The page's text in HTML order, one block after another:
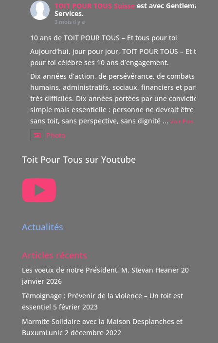
TOIT POUR TOUS Suisse est avec Gentleman
Services.
3 mois il y a
10 ans de TOIT POUR TOUS – Et tous pour toi
Aujourd’hui, jour pour jour, TOIT POUR TOUS – Et tous
pour toi célèbre ses 10 ans d’engagement.
Dix années d’action, de persévérance, de combats
humains, administratifs, sociaux, financiers et parfois
très difficiles. Dix années portées par une conviction
simple mais essentielle : personne ne devrait être laissé
sans toit, sans perspective, sans dignité ... Voir Plus
Photo
TOIT POUR TOUS Suisse
5 mois il y a
POUR TOUS Suisse.
donateur avec une volonté claire : soutenir des causes
humaines, sociales, environnementales et culturelles
qui font la différence."
d'autant que l'association n'est pas subventionnée
Toit Pour Tous sur Youtube

Actualités
Articles récents
Les voeux de notre Président, M. Stevan Heaner 20
janvier 2026
Témoignage : Prévenir de la violence – Un toit est
essentiel 5 février 2023
Marmite Solidaire avec la Maison Desplanches et
BuxumLunic 2 décembre 2022